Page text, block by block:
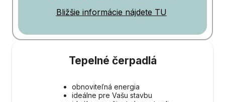
Bližšie informácie nájdete TU
Tepelné čerpadlá
obnoviteľná energia
ideálne pre Vašu stavbu